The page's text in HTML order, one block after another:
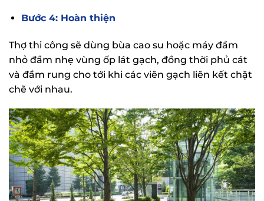
Bước 4: Hoàn thiện
Thợ thi công sẽ dùng bùa cao su hoặc máy đầm
nhỏ đầm nhẹ vùng ốp lát gạch, đồng thời phủ cát
và đầm rung cho tới khi các viên gạch liên kết chặt
chẽ với nhau.